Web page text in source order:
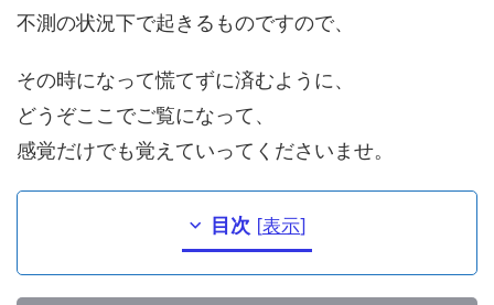
不測の状況下で起きるものですので、
その時になって慌てずに済むように、
どうぞここでご覧になって、
感覚だけでも覚えていってくださいませ。
目次 [表示]